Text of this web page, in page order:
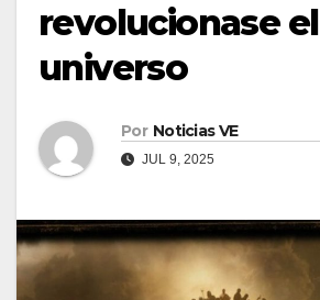
revolucionase el
universo
Por Noticias VE
JUL 9, 2025